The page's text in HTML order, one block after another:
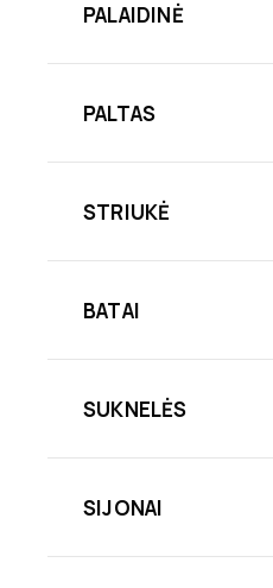
PALAIDINĖ
PALTAS
STRIUKĖ
BATAI
SUKNELĖS
SIJONAI